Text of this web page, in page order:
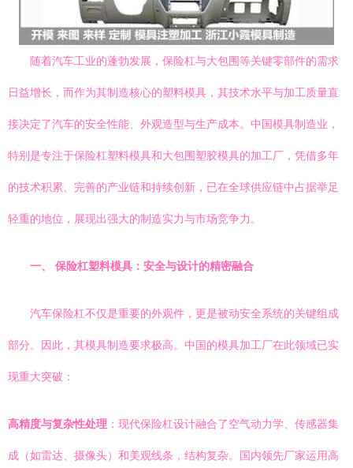
随着汽车工业的蓬勃发展，保险杠与大包围等关键零部件的需求
日益增长，而作为其制造核心的塑料模具，其技术水平与加工质量直
接决定了汽车的安全性能、外观造型与生产成本。中国模具制造业，
特别是专注于保险杠塑料模具和大包围塑胶模具的加工厂，凭借多年
的技术积累、完善的产业链和持续创新，已在全球供应链中占据举足
轻重的地位，展现出强大的制造实力与市场竞争力。
一、 保险杠塑料模具：安全与设计的精密融合
汽车保险杠不仅是重要的外观件，更是被动安全系统的关键组成
部分。因此，其模具制造要求极高。中国的模具加工厂在此领域已实
现重大突破：
高精度与复杂性处理 ：现代保险杠设计融合了空气动力学、传感器集
成（如雷达、摄像头）和美观线条，结构复杂。国内领先厂家运用高